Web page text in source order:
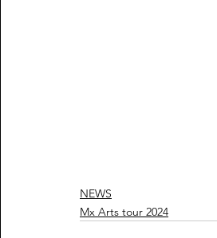
NEWS
Mx Arts tour 2024